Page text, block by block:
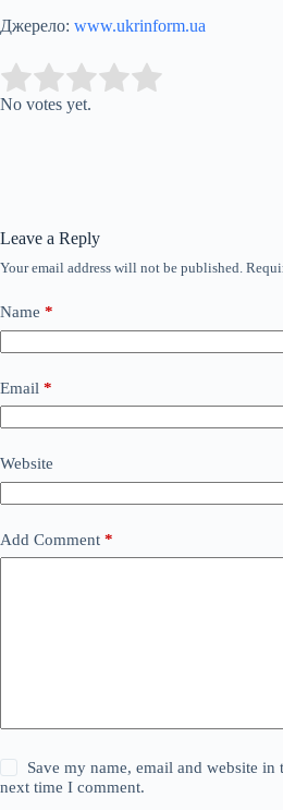
Джерело: www.ukrinform.ua
Rate this item:
No votes yet.
Leave a Reply
Your email address will not be published.
Name *
Email *
Website
Add Comment *
Save my name, email and website in
next time I comment.